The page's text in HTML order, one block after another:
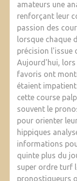
amateurs une
renforçant leur
passion des
lorsque chaque
précision l'issue
Aujourd'hui, lors
favoris ont
étaient
cette course
souvent le
pour orienter
hippiques
informations
quinte plus du
super ordre turf
pronostiqueurs